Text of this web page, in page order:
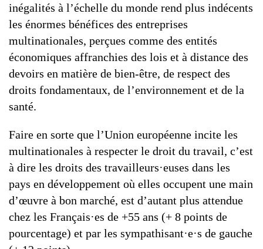
inégalités à l’échelle du monde rend plus indécents
les énormes bénéfices des entreprises
multinationales, perçues comme des entités
économiques affranchies des lois et à distance des
devoirs en matière de bien-être, de respect des
droits fondamentaux, de l’environnement et de la
santé.
Faire en sorte que l’Union européenne incite les
multinationales à respecter le droit du travail, c’est
à dire les droits des travailleurs·euses dans les
pays en développement où elles occupent une main
d’œuvre à bon marché, est d’autant plus attendue
chez les Français·es de +55 ans (+ 8 points de
pourcentage) et par les sympathisant·e·s de gauche